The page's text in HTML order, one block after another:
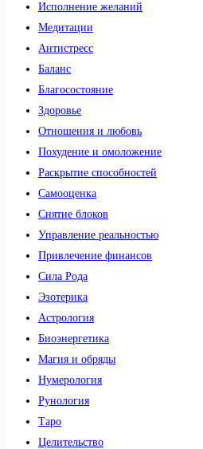
Исполнение желаний
Медитации
Антистресс
Баланс
Благосостояние
Здоровье
Отношения и любовь
Похудение и омоложение
Раскрытие способностей
Самооценка
Снятие блоков
Управление реальностью
Привлечение финансов
Сила Рода
Эзотерика
Астрология
Биоэнергетика
Магия и обряды
Нумерология
Рунология
Таро
Целительство